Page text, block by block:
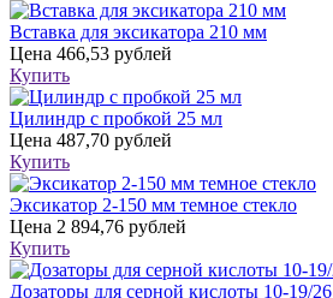
Вставка для эксикатора 210 мм
Цена 466,53 рублей
Купить
Цилиндр с пробкой 25 мл
Цена 487,70 рублей
Купить
Эксикатор 2-150 мм темное стекло
Цена 2 894,76 рублей
Купить
Дозаторы для серной кислоты 10-19/26